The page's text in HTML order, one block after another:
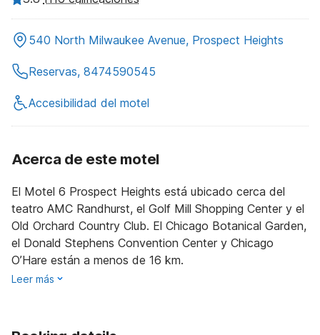
540 North Milwaukee Avenue, Prospect Heights
Reservas, 8474590545
Accesibilidad del motel
Acerca de este motel
El Motel 6 Prospect Heights está ubicado cerca del
teatro AMC Randhurst, el Golf Mill Shopping Center y el
Old Orchard Country Club. El Chicago Botanical Garden,
el Donald Stephens Convention Center y Chicago
O’Hare están a menos de 16 km.
Leer más